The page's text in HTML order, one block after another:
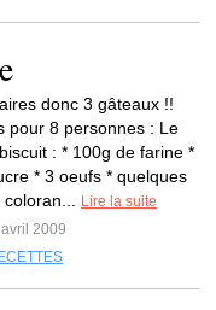
donc 3 gâteaux !!
pour 8 personnes : Le
: * 100g de farine *
* 3 oeufs * quelques
Lire la suite
2009